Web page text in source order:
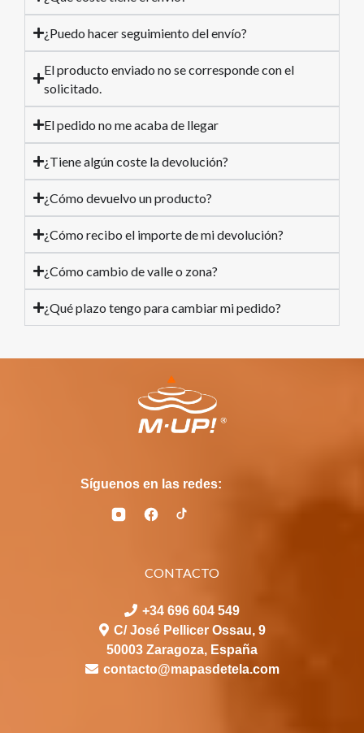
¿Puedo hacer seguimiento del envío?
El producto enviado no se corresponde con el
solicitado.
El pedido no me acaba de llegar
¿Tiene algún coste la devolución?
¿Cómo devuelvo un producto?
¿Cómo recibo el importe de mi devolución?
¿Cómo cambio de valle o zona?
¿Qué plazo tengo para cambiar mi pedido?
Síguenos en las redes:
CONTACTO
+34 696 604 549
C/ José Pellicer Ossau, 9
50003 Zaragoza, España
contacto@mapasdetela.com